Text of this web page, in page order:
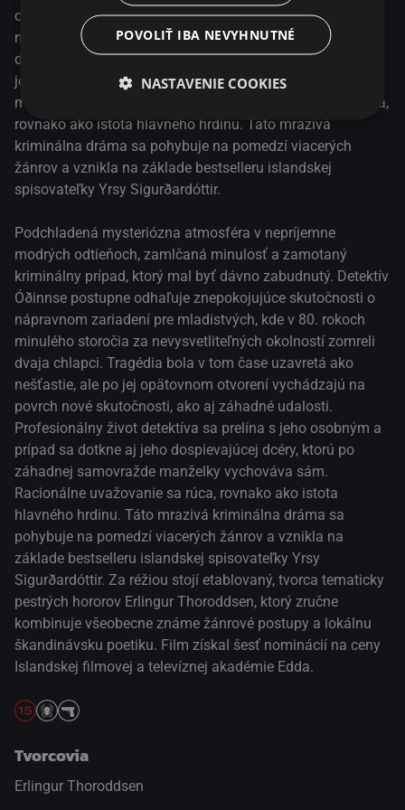
a lokálnu škandinávsku poetiku. Film získal šesť nominácií
na ceny Islandskej filmovej a televíznej akadémie Edda.
odhaľuje znepokojujúce skutočnosti, ktoré sa týkajú
neobjasnenej smrti dvoch chlapcov. Profesionálny život
detektíva sa prelína s jeho osobným a prípad sa dotkne aj
jeho dospievajúcej dcéry, ktorú po záhadnej samovražde
manželky vychováva sám. Racionálne uvažovanie sa rúca,
rovnako ako istota hlavného hrdinu. Táto mrazivá
kriminálna dráma sa pohybuje na pomedzí viacerých
žánrov a vznikla na základe bestselleru islandskej
spisovateľky Yrsy Sigurðardóttir.
Podchladená mysteriózna atmosféra v nepríjemne
modrých odtieňoch, zamlčaná minulosť a zamotaný
kriminálny prípad, ktorý mal byť dávno zabudnutý. Detektív
Óðinnse postupne odhaľuje znepokojujúce skutočnosti o
nápravnom zariadení pre mladistvých, kde v 80. rokoch
minulého storočia za nevysvetliteľných okolností zomreli
dvaja chlapci. Tragédia bola v tom čase uzavretá ako
nešťastie, ale po jej opätovnom otvorení vychádzajú na
povrch nové skutočnosti, ako aj záhadné udalosti.
Profesionálny život detektíva sa prelína s jeho osobným a
prípad sa dotkne aj jeho dospievajúcej dcéry, ktorú po
záhadnej samovražde manželky vychováva sám.
Racionálne uvažovanie sa rúca, rovnako ako istota
hlavného hrdinu. Táto mrazivá kriminálna dráma sa
pohybuje na pomedzí viacerých žánrov a vznikla na
základe bestselleru islandskej spisovateľky Yrsy
Sigurðardóttir. Za réžiou stojí etablovaný, tvorca tematicky
pestrých hororov Erlingur Thoroddsen, ktorý zručne
kombinuje všeobecne známe žánrové postupy a lokálnu
škandinávsku poetiku. Film získal šesť nominácií na ceny
Islandskej filmovej a televíznej akadémie Edda.
Tvorcovia
Erlingur Thoroddsen
POVOLIŤ IBA NEVYHNUTNÉ
NASTAVENIE COOKIES